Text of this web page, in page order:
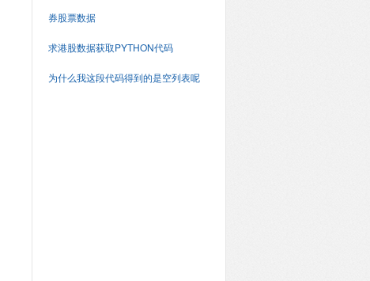
券股票数据
求港股数据获取PYTHON代码
为什么我这段代码得到的是空列表呢